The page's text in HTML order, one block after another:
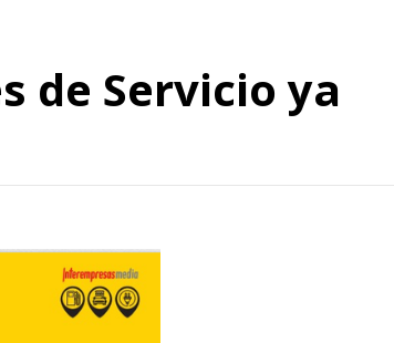
de Servicio ya